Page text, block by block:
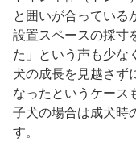
と囲いが合っている
設置スペースの採寸
た」という声も少な
犬の成長を見越さず
なったというケース
子犬の場合は成犬時
す。